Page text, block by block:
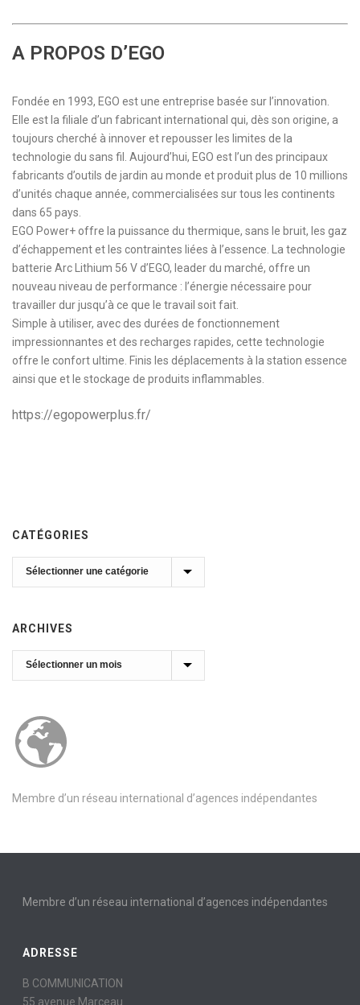
A PROPOS D’EGO
Fondée en 1993, EGO est une entreprise basée sur l’innovation.
Elle est la filiale d’un fabricant international qui, dès son origine, a
toujours cherché à innover et repousser les limites de la
technologie du sans fil. Aujourd’hui, EGO est l’un des principaux
fabricants d’outils de jardin au monde et produit plus de 10 millions
d’unités chaque année, commercialisées sur tous les continents
dans 65 pays.
EGO Power+ offre la puissance du thermique, sans le bruit, les gaz
d’échappement et les contraintes liées à l’essence. La technologie
batterie Arc Lithium 56 V d’EGO, leader du marché, offre un
nouveau niveau de performance : l’énergie nécessaire pour
travailler dur jusqu’à ce que le travail soit fait.
Simple à utiliser, avec des durées de fonctionnement
impressionnantes et des recharges rapides, cette technologie
offre le confort ultime. Finis les déplacements à la station essence
ainsi que et le stockage de produits inflammables.
https://egopowerplus.fr/
CATÉGORIES
Catégories
ARCHIVES
Archives
Membre d’un réseau international d’agences indépendantes
Membre d’un réseau international d’agences indépendantes
ADRESSE
B COMMUNICATION
55 avenue Marceau